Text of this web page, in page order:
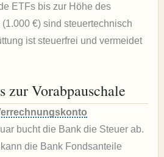
ETFs bis zur Höhe des
€) sind steuertechnisch
ist steuerfrei und vermeidet
zur Vorabpauschale
bucht die Bank die Steuer ab.
die Bank Fondsanteile